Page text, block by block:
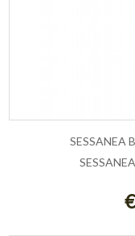
SESSANEA